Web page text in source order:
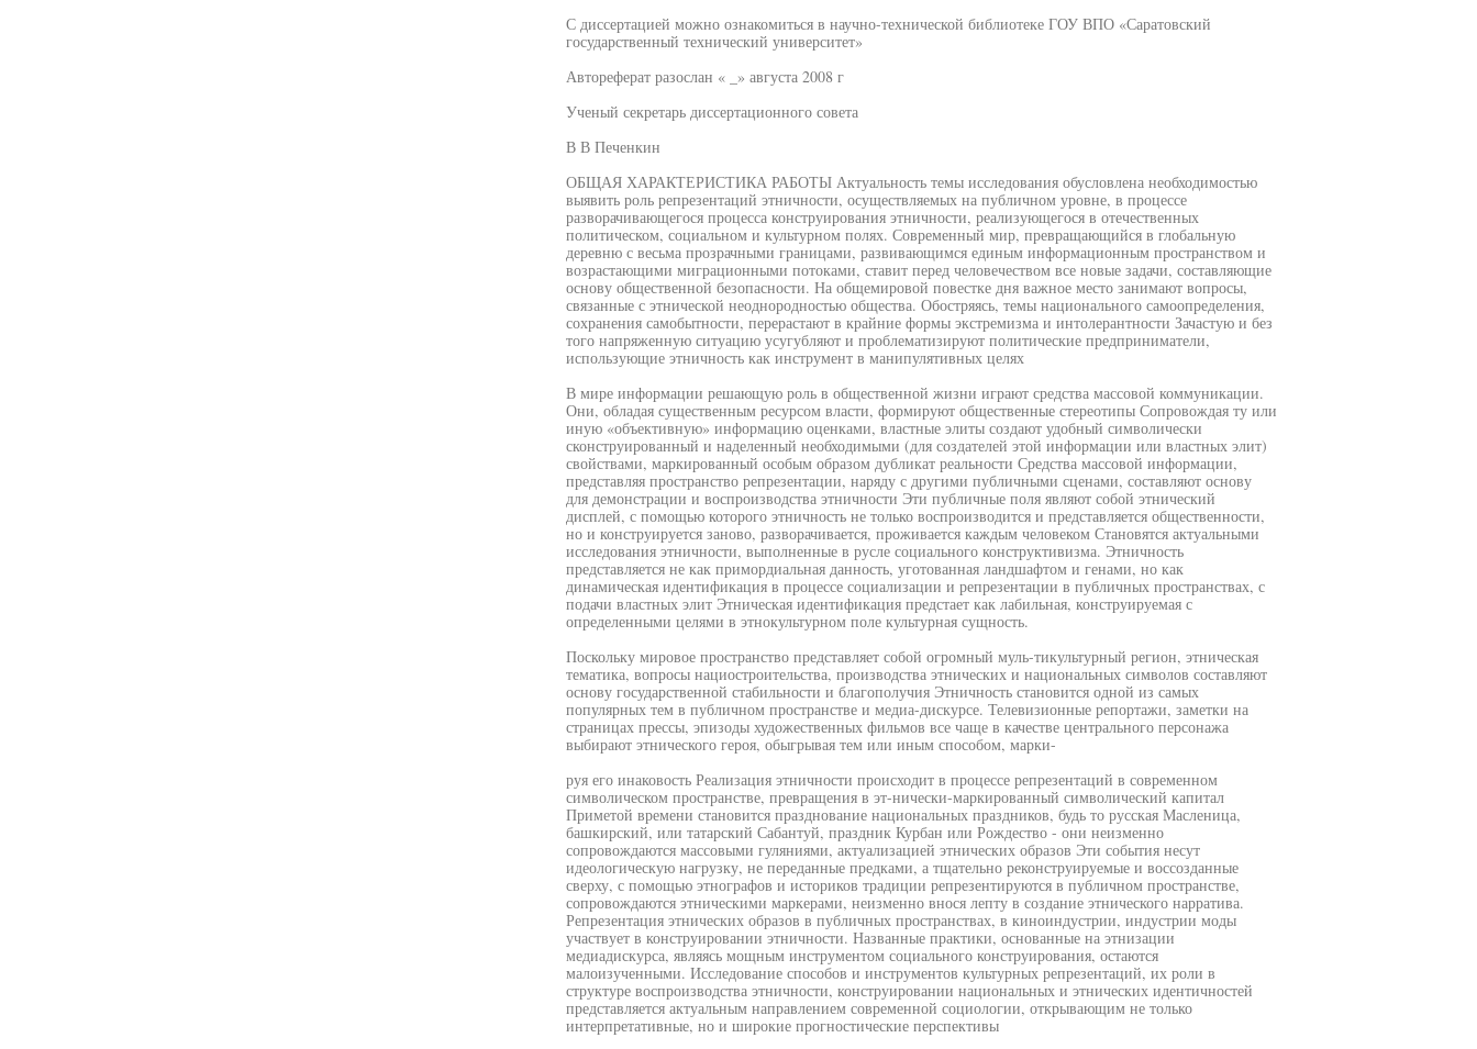
С диссертацией можно ознакомиться в научно-технической библиотеке ГОУ ВПО «Саратовский
государственный технический университет»
Автореферат разослан « _» августа 2008 г
Ученый секретарь диссертационного совета
В В Печенкин
ОБЩАЯ ХАРАКТЕРИСТИКА РАБОТЫ Актуальность темы исследования обусловлена необходимостью
выявить роль репрезентаций этничности, осуществляемых на публичном уровне, в процессе
разворачивающегося процесса конструирования этничности, реализующегося в отечественных
политическом, социальном и культурном полях. Современный мир, превращающийся в глобальную
деревню с весьма прозрачными границами, развивающимся единым информационным пространством и
возрастающими миграционными потоками, ставит перед человечеством все новые задачи, составляющие
основу общественной безопасности. На общемировой повестке дня важное место занимают вопросы,
связанные с этнической неоднородностью общества. Обостряясь, темы национального самоопределения,
сохранения самобытности, перерастают в крайние формы экстремизма и интолерантности Зачастую и без
того напряженную ситуацию усугубляют и проблематизируют политические предприниматели,
использующие этничность как инструмент в манипулятивных целях
В мире информации решающую роль в общественной жизни играют средства массовой коммуникации.
Они, обладая существенным ресурсом власти, формируют общественные стереотипы Сопровождая ту или
иную «объективную» информацию оценками, властные элиты создают удобный символически
сконструированный и наделенный необходимыми (для создателей этой информации или властных элит)
свойствами, маркированный особым образом дубликат реальности Средства массовой информации,
представляя пространство репрезентации, наряду с другими публичными сценами, составляют основу
для демонстрации и воспроизводства этничности Эти публичные поля являют собой этнический
дисплей, с помощью которого этничность не только воспроизводится и представляется общественности,
но и конструируется заново, разворачивается, проживается каждым человеком Становятся актуальными
исследования этничности, выполненные в русле социального конструктивизма. Этничность
представляется не как примордиальная данность, уготованная ландшафтом и генами, но как
динамическая идентификация в процессе социализации и репрезентации в публичных пространствах, с
подачи властных элит Этническая идентификация предстает как лабильная, конструируемая с
определенными целями в этнокультурном поле культурная сущность.
Поскольку мировое пространство представляет собой огромный муль-тикультурный регион, этническая
тематика, вопросы нациостроительства, производства этнических и национальных символов составляют
основу государственной стабильности и благополучия Этничность становится одной из самых
популярных тем в публичном пространстве и медиа-дискурсе. Телевизионные репортажи, заметки на
страницах прессы, эпизоды художественных фильмов все чаще в качестве центрального персонажа
выбирают этнического героя, обыгрывая тем или иным способом, марки-
руя его инаковость Реализация этничности происходит в процессе репрезентаций в современном
символическом пространстве, превращения в эт-нически-маркированный символический капитал
Приметой времени становится празднование национальных праздников, будь то русская Масленица,
башкирский, или татарский Сабантуй, праздник Курбан или Рождество - они неизменно
сопровождаются массовыми гуляниями, актуализацией этнических образов Эти события несут
идеологическую нагрузку, не переданные предками, а тщательно реконструируемые и воссозданные
сверху, с помощью этнографов и историков традиции репрезентируются в публичном пространстве,
сопровождаются этническими маркерами, неизменно внося лепту в создание этнического нарратива.
Репрезентация этнических образов в публичных пространствах, в киноиндустрии, индустрии моды
участвует в конструировании этничности. Названные практики, основанные на этнизации
медиадискурса, являясь мощным инструментом социального конструирования, остаются
малоизученными. Исследование способов и инструментов культурных репрезентаций, их роли в
структуре воспроизводства этничности, конструировании национальных и этнических идентичностей
представляется актуальным направлением современной социологии, открывающим не только
интерпретативные, но и широкие прогностические перспективы